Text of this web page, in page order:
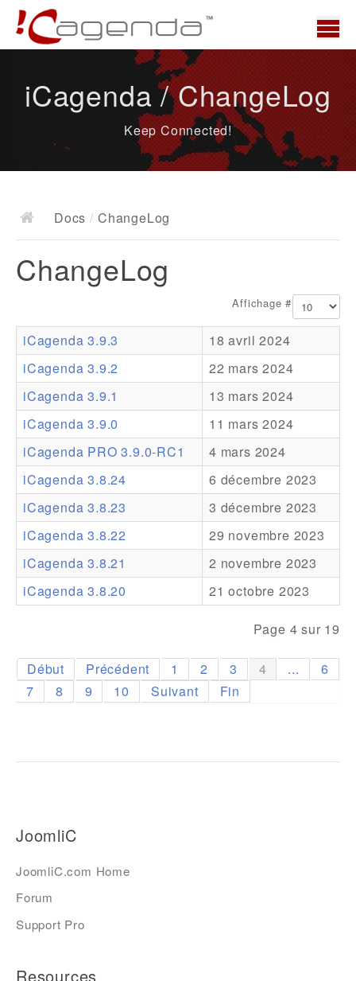
News
Docs
Documentation
Ressources
Addons
Theme Packs
Translation Packs
Support
Forum
Support Pro
iCagenda / ChangeLog
Keep Connected!
Docs / ChangeLog
ChangeLog
Affichage #
iCagenda 3.9.3
18 avril 2024
iCagenda 3.9.2
22 mars 2024
iCagenda 3.9.1
13 mars 2024
iCagenda 3.9.0
11 mars 2024
iCagenda PRO 3.9.0-RC1
4 mars 2024
iCagenda 3.8.24
6 décembre 2023
iCagenda 3.8.23
3 décembre 2023
iCagenda 3.8.22
29 novembre 2023
iCagenda 3.8.21
2 novembre 2023
iCagenda 3.8.20
21 octobre 2023
Page 4 sur 19
Début Précédent 1 2 3 4 ...
6
7
8 9 10 Suivant Fin
JoomliC
JoomliC.com Home
Forum
Support Pro
Resources